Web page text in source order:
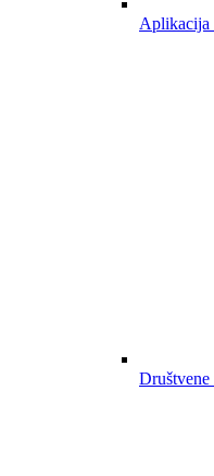
Aplikacija
Društvene